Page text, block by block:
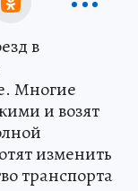
в
Многие
и возят
изменить
транспорта